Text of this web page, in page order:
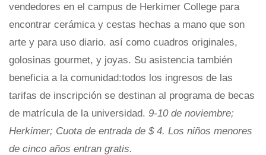
vendedores en el campus de Herkimer College para
encontrar cerámica y cestas hechas a mano que son
arte y para uso diario. así como cuadros originales,
golosinas gourmet, y joyas. Su asistencia también
beneficia a la comunidad:todos los ingresos de las
tarifas de inscripción se destinan al programa de becas
de matrícula de la universidad. 9-10 de noviembre;
Herkimer; Cuota de entrada de $ 4. Los niños menores
de cinco años entran gratis.